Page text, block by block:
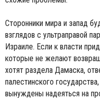
Сторонники мира и запад
взглядов с ультраправой
Израиле. Если к власти
которые не желают
хотят раздела Дамаска,
палестинского
вынуждены надеяться на